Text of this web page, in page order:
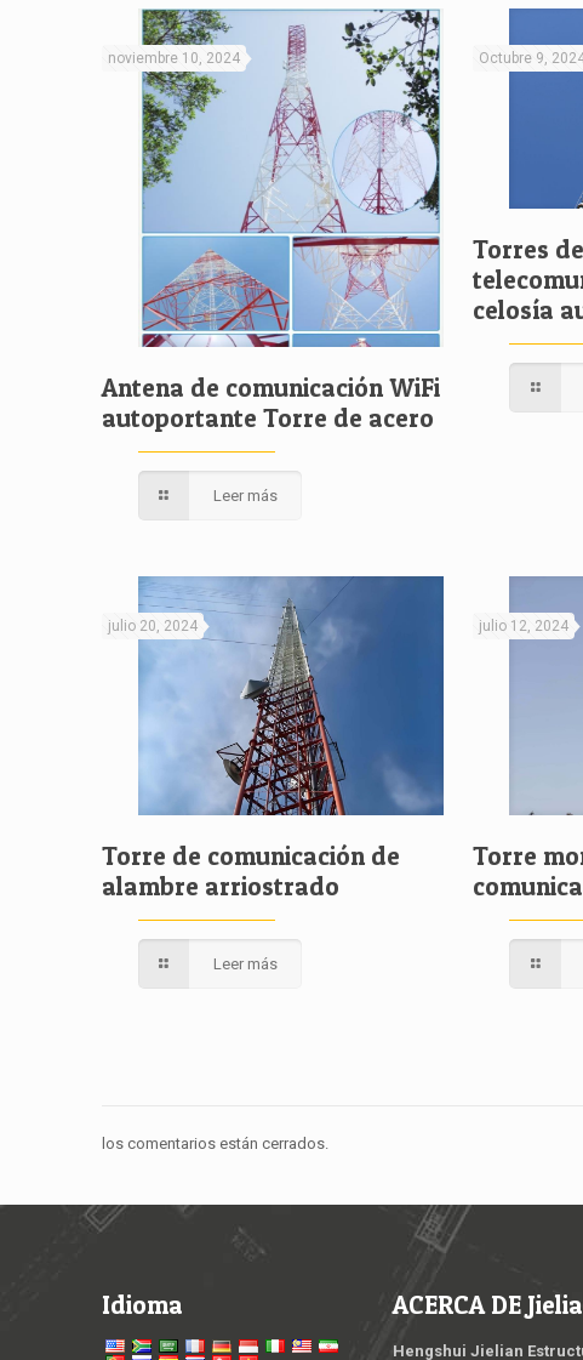
noviembre 10, 2024
Antena de comunicación WiFi
autoportante Torre de acero
Leer más
Octubre 9,
Torres de
celosía
julio 20, 2024
Torre de comunicación de
alambre arriostrado
Leer más
julio 12, 2024
Torre
los comentarios están cerrados.
Idioma ACERCA DE
Hengshui Jielian